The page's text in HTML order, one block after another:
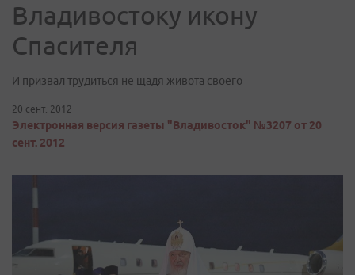
Владивостоку икону
Спасителя
И призвал трудиться не щадя живота своего
20 сент. 2012
Электронная версия газеты "Владивосток" №3207 от 20
сент. 2012